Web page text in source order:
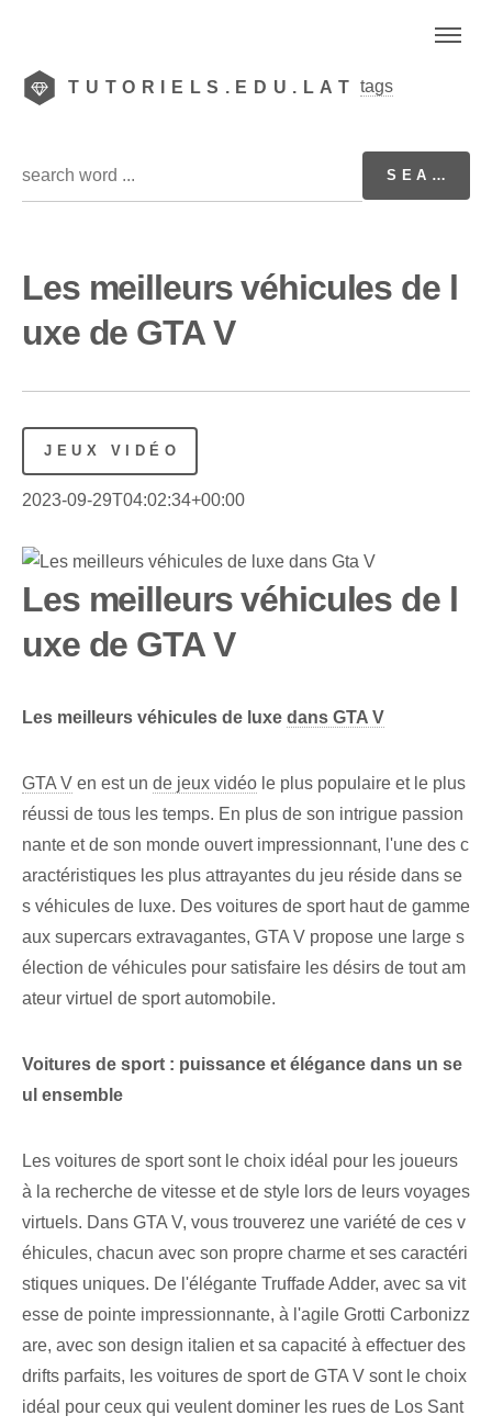
TUTORIELS.EDU.LAT tags
Les meilleurs véhicules de l
uxe de GTA V
JEUX VIDÉO
2023-09-29T04:02:34+00:00
Les meilleurs véhicules de l
uxe de GTA V
Les meilleurs véhicules de luxe dans GTA V
GTA V en est un de jeux vidéo le plus populaire et le plus
réussi de tous les temps. En plus de son intrigue passion
nante et de son monde ouvert impressionnant, l'une des c
aractéristiques les plus attrayantes du jeu réside dans se
s véhicules de luxe. Des voitures de sport haut de gamme
aux supercars extravagantes, GTA V propose une large s
élection de véhicules pour satisfaire les désirs de tout am
ateur virtuel de sport automobile.
Voitures de sport : puissance et élégance dans un se
ul ensemble
Les voitures de sport sont le choix idéal pour les joueurs
à la recherche de vitesse et de style lors de leurs voyages
virtuels. Dans GTA V, vous trouverez une variété de ces v
éhicules, chacun avec son propre charme et ses caractéri
stiques uniques. De l'élégante Truffade Adder, avec sa vit
esse de pointe impressionnante, à l'agile Grotti Carbonizz
are, avec son design italien et sa capacité à effectuer des
drifts parfaits, les voitures de sport de GTA V sont le choix
idéal pour ceux qui veulent dominer⁣ les rues​ de⁢ Los Sant